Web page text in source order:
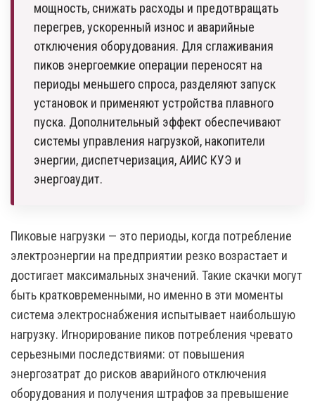
мощность, снижать расходы и предотвращать
перегрев, ускоренный износ и аварийные
отключения оборудования. Для сглаживания
пиков энергоемкие операции переносят на
периоды меньшего спроса, разделяют запуск
установок и применяют устройства плавного
пуска. Дополнительный эффект обеспечивают
системы управления нагрузкой, накопители
энергии, диспетчеризация, АИИС КУЭ и
энергоаудит.
Пиковые нагрузки — это периоды, когда потребление
электроэнергии на предприятии резко возрастает и
достигает максимальных значений. Такие скачки могут
быть кратковременными, но именно в эти моменты
система электроснабжения испытывает наибольшую
нагрузку. Игнорирование пиков потребления чревато
серьезными последствиями: от повышения
энергозатрат до рисков аварийного отключения
оборудования и получения штрафов за превышение